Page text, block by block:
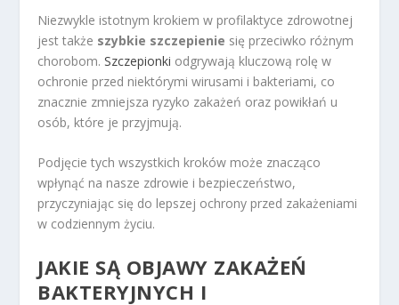
Niezwykle istotnym krokiem w profilaktyce zdrowotnej
jest także szybkie szczepienie się przeciwko różnym
chorobom.Szczepionki odgrywają kluczową rolę w
ochronie przed niektórymi wirusami i bakteriami, co
znacznie zmniejsza ryzyko zakażeń oraz powikłań u
osób, które je przyjmują.
Podjęcie tych wszystkich kroków może znacząco
wpłynąć na nasze zdrowie i bezpieczeństwo,
przyczyniając się do lepszej ochrony przed zakażeniami
w codziennym życiu.
JAKIE SĄ OBJAWY ZAKAŻEŃ
BAKTERYJNYCH I